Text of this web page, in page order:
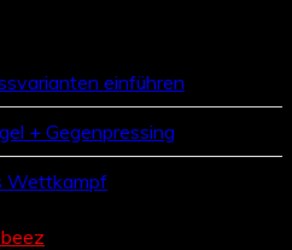
einführen
+ Gegenpressing
Wettkampf